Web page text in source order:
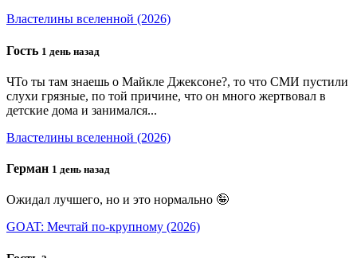
Властелины вселенной (2026)
Гость 1 день назад
ЧТо ты там знаешь о Майкле Джексоне?, то что СМИ пустили
слухи грязные, по той причине, что он много жертвовал в
детские дома и занимался...
Властелины вселенной (2026)
Герман 1 день назад
Ожидал лучшего, но и это нормально 🤪
GOAT: Мечтай по-крупному (2026)